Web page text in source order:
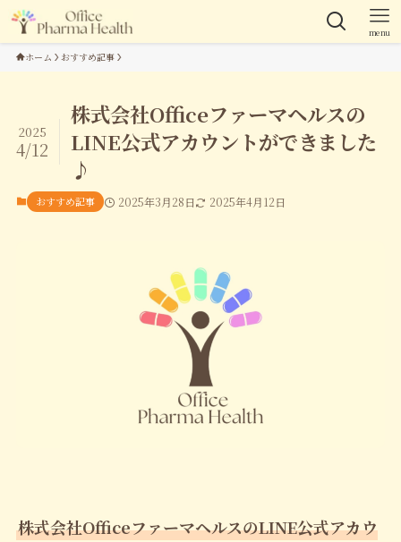
menu
ホーム おすすめ記事
株式会社Officeファーマヘルスの
LINE公式アカウントができました
♪
2025
4/12
おすすめ記事 2025年3月28日 2025年4月12日
株式会社OfficeファーマヘルスのLINE公式アカウ